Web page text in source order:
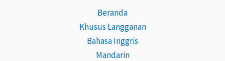
Beranda
Khusus Langganan
Bahasa Inggris
Mandarin